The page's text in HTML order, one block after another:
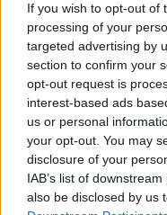
If you wish to opt-out of
processing of your
targeted advertising by
section to confirm your
opt-out request is
interest-based ads
us or personal
your opt-out. You may
disclosure of your
IAB’s list of
also be disclosed by us